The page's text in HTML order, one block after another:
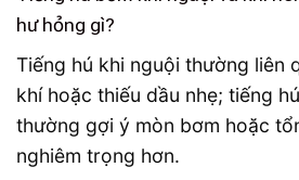
hư hỏng gì?
Tiếng hú khi nguội thường liên
khí hoặc thiếu dầu nhẹ; tiếng
thường gợi ý mòn bơm hoặc
nghiêm trọng hơn.